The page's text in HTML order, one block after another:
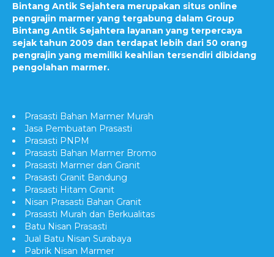
Bintang Antik Sejahtera merupakan situs online
pengrajin marmer yang tergabung dalam Group
Bintang Antik Sejahtera layanan yang terpercaya
sejak tahun 2009 dan terdapat lebih dari 50 orang
pengrajin yang memiliki keahlian tersendiri dibidang
pengolahan marmer.
Prasasti Bahan Marmer Murah
Jasa Pembuatan Prasasti
Prasasti PNPM
Prasasti Bahan Marmer Bromo
Prasasti Marmer dan Granit
Prasasti Granit Bandung
Prasasti Hitam Granit
Nisan Prasasti Bahan Granit
Prasasti Murah dan Berkualitas
Batu Nisan Prasasti
Jual Batu Nisan Surabaya
Pabrik Nisan Marmer